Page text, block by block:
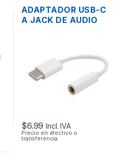
ADAPTADOR USB-C
A JACK DE AUDIO
GALAXY S9 / S8
$6.99 Incl. IVA
Precio en efectivo o
transferencia